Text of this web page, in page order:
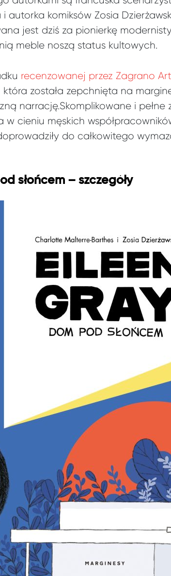
autorka komiksów Zosia
jest dziś za pionierkę
meble noszą status kultowych.
recenzowanej przez Zagrano
została zepchnięta na
narrację.Skomplikowane i
cieniu męskich
do całkowitego
słońcem – szczegóły